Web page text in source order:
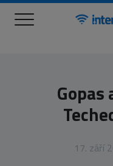
Menu
17. září